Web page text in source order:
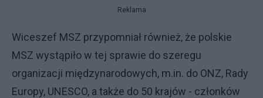
Reklama
Wiceszef MSZ przypomniał również, że polskie
MSZ wystąpiło w tej sprawie do szeregu
organizacji międzynarodowych, m.in. do ONZ, Rady
Europy, UNESCO, a także do 50 krajów - członków